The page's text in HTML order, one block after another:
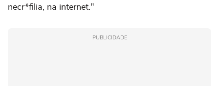
necr*filia, na internet."
PUBLICIDADE